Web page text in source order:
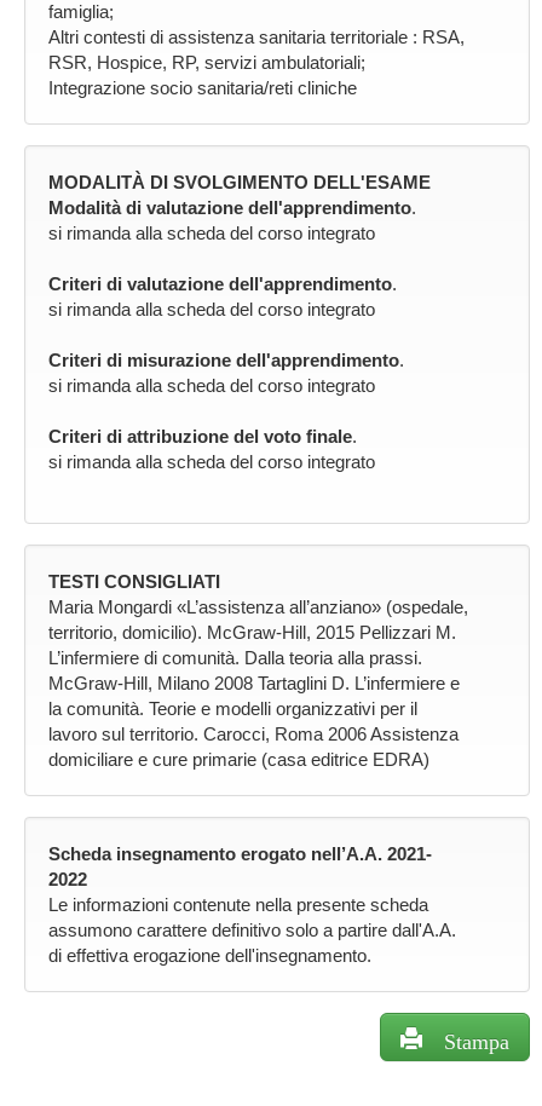
famiglia;
Altri contesti di assistenza sanitaria territoriale : RSA,
RSR, Hospice, RP, servizi ambulatoriali;
Integrazione socio sanitaria/reti cliniche
MODALITÀ DI SVOLGIMENTO DELL'ESAME
Modalità di valutazione dell'apprendimento.
si rimanda alla scheda del corso integrato
Criteri di valutazione dell'apprendimento.
si rimanda alla scheda del corso integrato
Criteri di misurazione dell'apprendimento.
si rimanda alla scheda del corso integrato
Criteri di attribuzione del voto finale.
si rimanda alla scheda del corso integrato
TESTI CONSIGLIATI
Maria Mongardi «L’assistenza all’anziano» (ospedale,
territorio, domicilio). McGraw-Hill, 2015 Pellizzari M.
L’infermiere di comunità. Dalla teoria alla prassi.
McGraw-Hill, Milano 2008 Tartaglini D. L’infermiere e
la comunità. Teorie e modelli organizzativi per il
lavoro sul territorio. Carocci, Roma 2006 Assistenza
domiciliare e cure primarie (casa editrice EDRA)
Scheda insegnamento erogato nell’A.A. 2021-
2022
Le informazioni contenute nella presente scheda
assumono carattere definitivo solo a partire dall'A.A.
di effettiva erogazione dell'insegnamento.
Stampa